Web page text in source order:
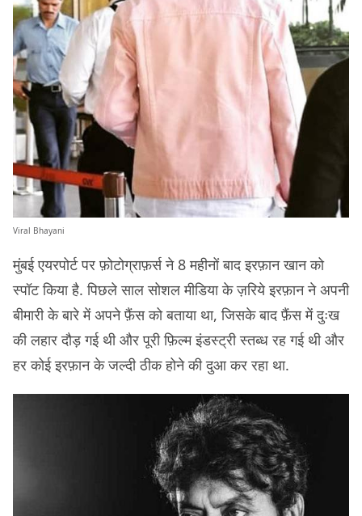
Viral Bhayani
मुंबई एयरपोर्ट पर फ़ोटोग्राफ़र्स ने 8 महीनों बाद इरफ़ान खान को
स्पॉट किया है. पिछले साल सोशल मीडिया के ज़रिये इरफ़ान ने अपनी
बीमारी के बारे में अपने फ़ैंस को बताया था, जिसके बाद फ़ैंस में दुःख
की लहार दौड़ गई थी और पूरी फ़िल्म इंडस्ट्री स्तब्ध रह गई थी और
हर कोई इरफ़ान के जल्दी ठीक होने की दुआ कर रहा था.